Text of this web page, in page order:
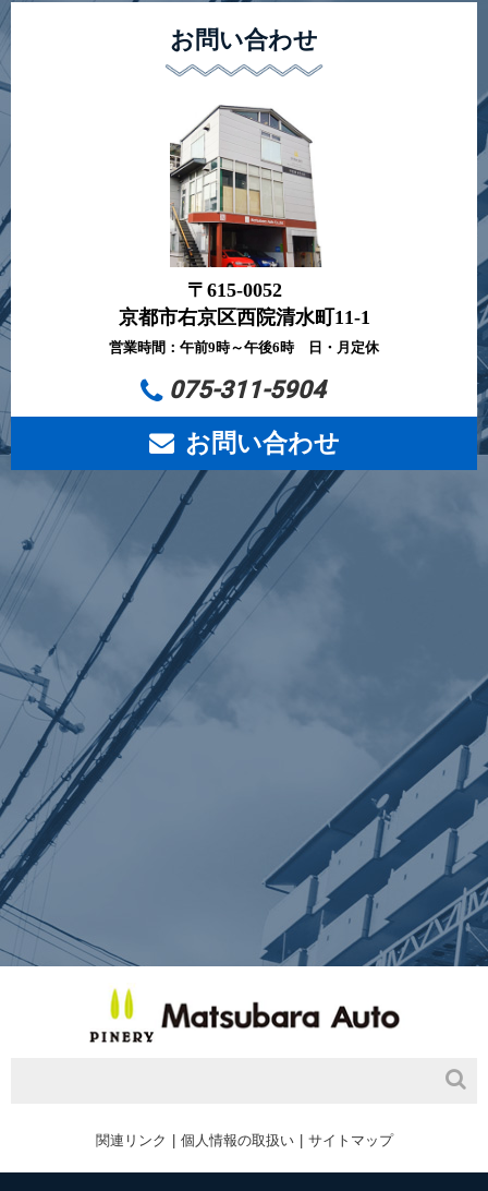
お問い合わせ
〒615-0052
京都市右京区西院清水町11-1
営業時間：午前9時～午後6時 日・月定休
075-311-5904
お問い合わせ
関連リンク 個人情報の取扱い サイトマップ